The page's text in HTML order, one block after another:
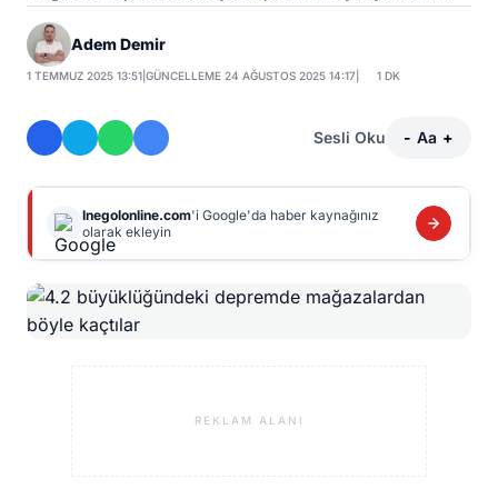
Adem Demir
1 TEMMUZ 2025 13:51 |GÜNCELLEME 24 AĞUSTOS 2025 14:17 1 DK
Sesli Oku - Aa +
Inegolonline.com'i Google'da haber kaynağınız
olarak ekleyin
REKLAM ALANI